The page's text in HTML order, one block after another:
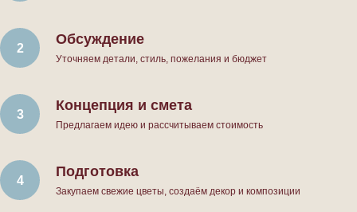
Обсуждение
Уточняем детали, стиль, пожелания и бюджет
Концепция и смета
Предлагаем идею и рассчитываем стоимость
Подготовка
Закупаем свежие цветы, создаём декор и композиции